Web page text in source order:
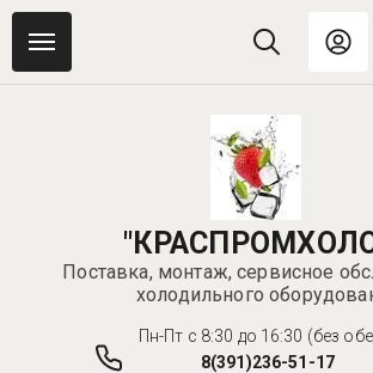
Поставка, монтаж, сервисное
холодильного
Пн-Пт с 8:30 до 16:30 (без
8(391)236-51-17